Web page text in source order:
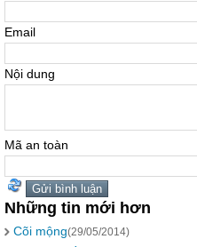
Email
Nội dung
Mã an toàn
Những tin mới hơn
Cõi mộng(29/05/2014)